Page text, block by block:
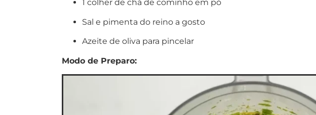
1 colher de chá de cominho em pó
Sal e pimenta do reino a gosto
Azeite de oliva para pincelar
Modo de Preparo: